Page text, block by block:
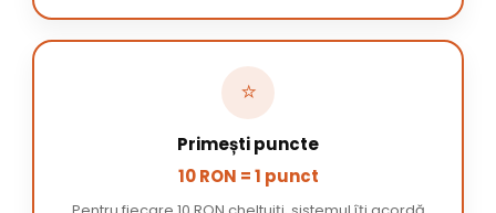
⭐
Primești puncte
10 RON = 1 punct